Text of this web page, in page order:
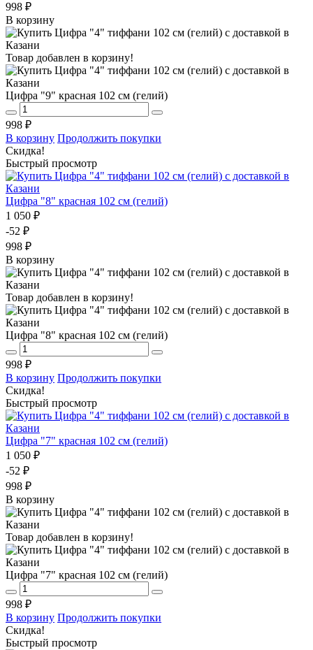
998 ₽
В корзину
Товар добавлен в корзину!
Цифра "9" красная 102 см (гелий)
998 ₽
В корзину Продолжить покупки
Скидка!
Быстрый просмотр
Цифра "8" красная 102 см (гелий)
1 050 ₽
-52 ₽
998 ₽
В корзину
Товар добавлен в корзину!
Цифра "8" красная 102 см (гелий)
998 ₽
В корзину Продолжить покупки
Скидка!
Быстрый просмотр
Цифра "7" красная 102 см (гелий)
1 050 ₽
-52 ₽
998 ₽
В корзину
Товар добавлен в корзину!
Цифра "7" красная 102 см (гелий)
998 ₽
В корзину Продолжить покупки
Скидка!
Быстрый просмотр